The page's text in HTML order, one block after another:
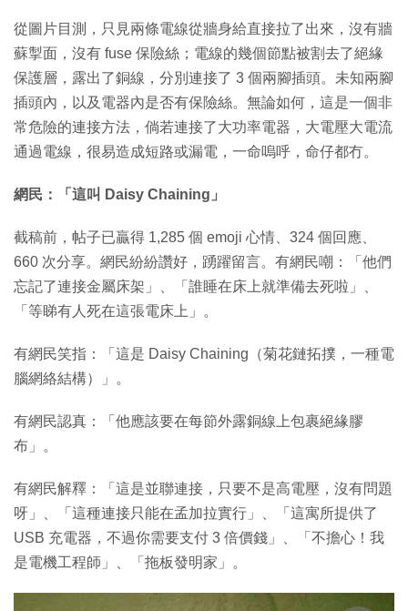
從圖片目測，只見兩條電線從牆身給直接拉了出來，沒有牆
蘇掣面，沒有 fuse 保險絲；電線的幾個節點被割去了絕緣
保護層，露出了銅線，分別連接了 3 個兩腳插頭。未知兩腳
插頭內，以及電器內是否有保險絲。無論如何，這是一個非
常危險的連接方法，倘若連接了大功率電器，大電壓大電流
通過電線，很易造成短路或漏電，一命嗚呼，命仔都冇。
網民：「這叫 Daisy Chaining」
截稿前，帖子已贏得 1,285 個 emoji 心情、324 個回應、
660 次分享。網民紛紛讚好，踴躍留言。有網民嘲：「他們
忘記了連接金屬床架」、「誰睡在床上就準備去死啦」、
「等睇有人死在這張電床上」。
有網民笑指：「這是 Daisy Chaining（菊花鏈拓撲，一種電
腦網絡結構）」。
有網民認真：「他應該要在每節外露銅線上包裹絕緣膠
布」。
有網民解釋：「這是並聯連接，只要不是高電壓，沒有問題
呀」、「這種連接只能在孟加拉實行」、「這寓所提供了
USB 充電器，不過你需要支付 3 倍價錢」、「不擔心！我
是電機工程師」、「拖板發明家」。